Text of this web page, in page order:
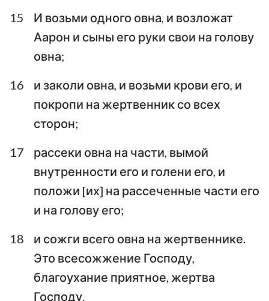
15
И возьми одного овна, и возложат
Аарон и сыны его руки свои на голову
овна;
16
и заколи овна, и возьми крови его, и
покропи на жертвенник со всех
сторон;
17
рассеки овна на части, вымой
внутренности его и голени его, и
положи [их] на рассеченные части его
и на голову его;
18
и сожги всего овна на жертвеннике.
Это всесожжение Господу,
благоухание приятное, жертва
Господу.